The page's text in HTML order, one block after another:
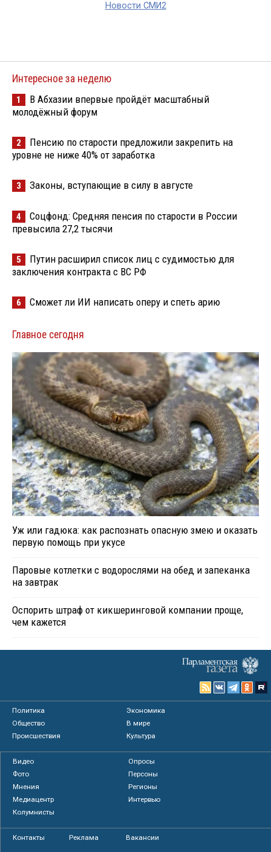
Новости СМИ2
Интересное за неделю
1
В Абхазии впервые пройдёт масштабный
молодёжный форум
2
Пенсию по старости предложили закрепить на
уровне не ниже 40% от заработка
3 Законы, вступающие в силу в августе
4
Соцфонд: Средняя пенсия по старости в России
превысила 27,2 тысячи
5
Путин расширил список лиц с судимостью для
заключения контракта с ВС РФ
6 Сможет ли ИИ написать оперу и спеть арию
Главное сегодня
Уж или гадюка: как распознать опасную змею и оказать
первую помощь при укусе
Паровые котлетки с водорослями на обед и запеканка
на завтрак
Оспорить штраф от кикшеринговой компании проще,
чем кажется
Политика
Экономика
Общество
В мире
Происшествия
Культура
Видео
Опросы
Фото
Персоны
Мнения
Регионы
Медиацентр
Интервью
Колумнисты
Контакты Реклама Вакансии